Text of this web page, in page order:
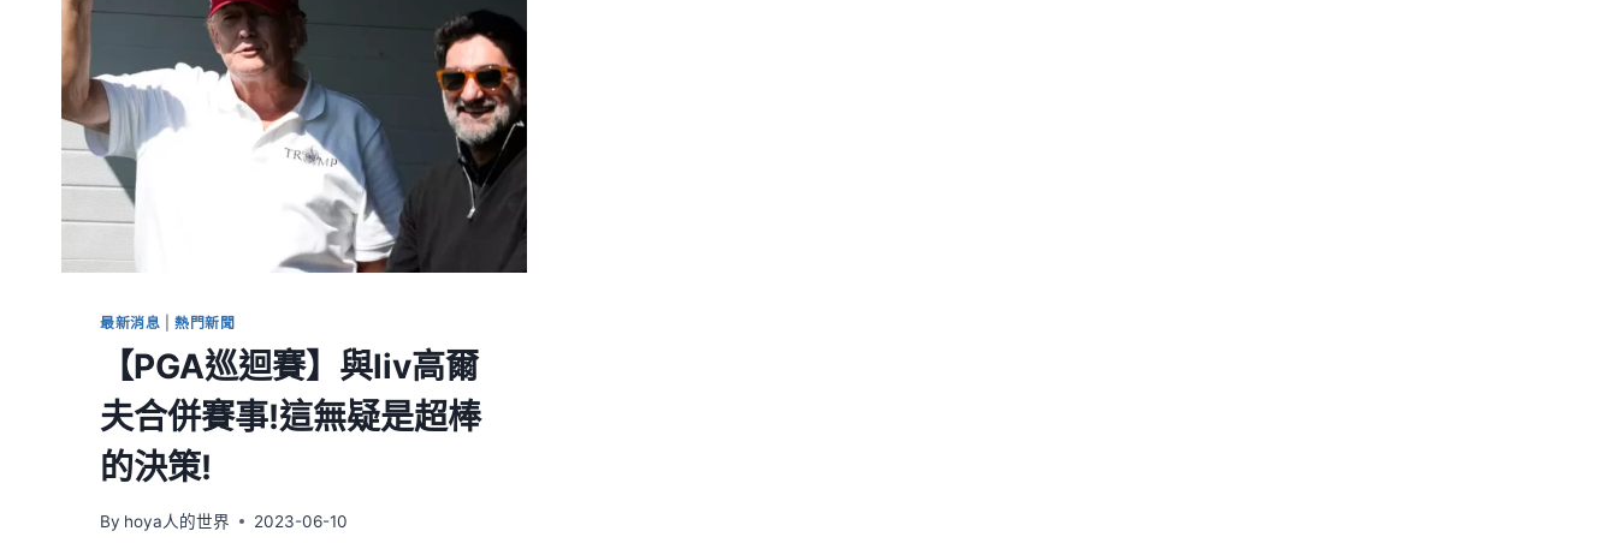
最新消息 |熱門新聞
【PGA巡迴賽】與liv高爾
夫合併賽事!這無疑是超棒
的決策!
By hoya人的世界 2023-06-10